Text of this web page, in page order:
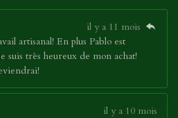
il y a 11 mois
artisanal! En plus Pablo est
suis très heureux de mon achat!
il y a 10 mois